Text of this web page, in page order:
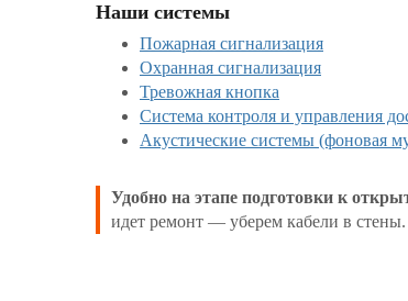
Наши системы
Пожарная сигнализация
Охранная сигнализация
Тревожная кнопка
Система контроля и управления
Акустические системы (фоновая
Удобно на этапе подготовки к
идет ремонт — уберем кабели в